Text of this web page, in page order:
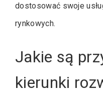
dostosować swoje
rynkowych.
Jakie są
kierunki